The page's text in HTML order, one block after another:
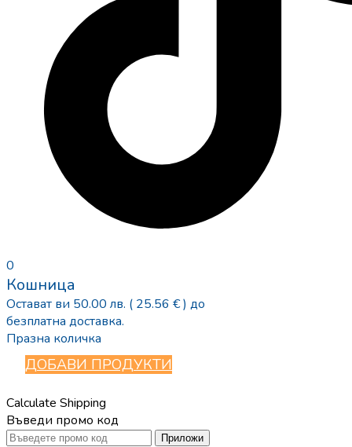
0
Кошница
Остават ви 50.00 лв. ( 25.56 € ) до
безплатна доставка.
Празна количка
ДОБАВИ ПРОДУКТИ
Calculate Shipping
Въведи промо код
Приложи